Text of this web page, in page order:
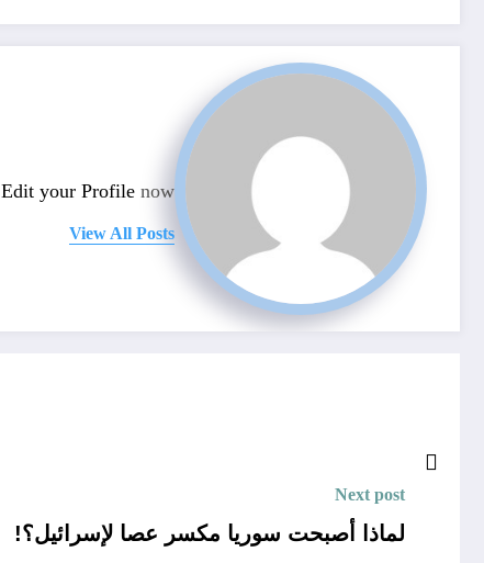
Edit your Profile now.
View All Posts
Next post
لماذا أصبحت سوريا مكسر عصا لإسرائيل؟!